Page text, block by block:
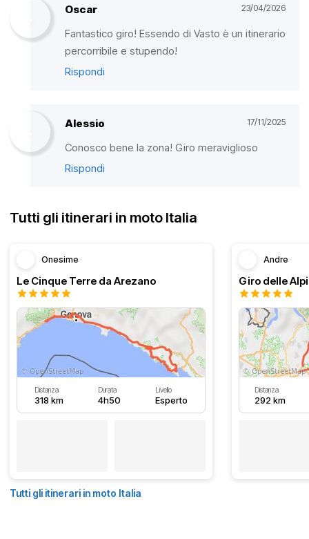
Oscar 23/04/2026
Fantastico giro! Essendo di Vasto è un itinerario
percorribile e stupendo!
Rispondi
Alessio 17/11/2025
Conosco bene la zona! Giro meraviglioso
Rispondi
Tutti gli itinerari in moto Italia
Onesime
Le Cinque Terre da Arezano
Distanza
318 km
Durata
4h50
Livello
Esperto
Andre
Giro delle
Distanza
292 km
Tutti gli itinerari in moto Italia